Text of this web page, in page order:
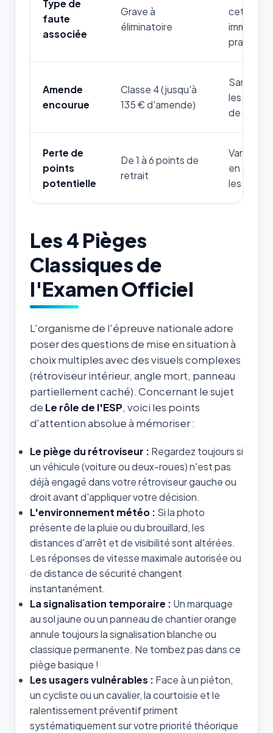
Type de
faute
associée
Grave à
éliminatoire
cette
pratique.
Amende
encourue
Classe 4 (jusqu'à
135 € d'amende)
Sanction
les
de cette
Perte de
points
potentielle
De 1 à 6 points de
retrait
Variable
en
les
Les 4 Pièges
Classiques de
l'Examen Officiel
L'organisme de l'épreuve nationale adore
poser des questions de mise en situation à
choix multiples avec des visuels complexes
(rétroviseur intérieur, angle mort, panneau
partiellement caché). Concernant le sujet
de Le rôle de l'ESP, voici les points
d'attention absolue à mémoriser :
Le piège du rétroviseur : Regardez toujours si
un véhicule (voiture ou deux-roues) n'est pas
déjà engagé dans votre rétroviseur gauche ou
droit avant d'appliquer votre décision.
L'environnement météo : Si la photo
présente de la pluie ou du brouillard, les
distances d'arrêt et de visibilité sont altérées.
Les réponses de vitesse maximale autorisée ou
de distance de sécurité changent
instantanément.
La signalisation temporaire : Un marquage
au sol jaune ou un panneau de chantier orange
annule toujours la signalisation blanche ou
classique permanente. Ne tombez pas dans ce
piège basique !
Les usagers vulnérables : Face à un piéton,
un cycliste ou un cavalier, la courtoisie et le
ralentissement préventif priment
systématiquement sur votre priorité théorique